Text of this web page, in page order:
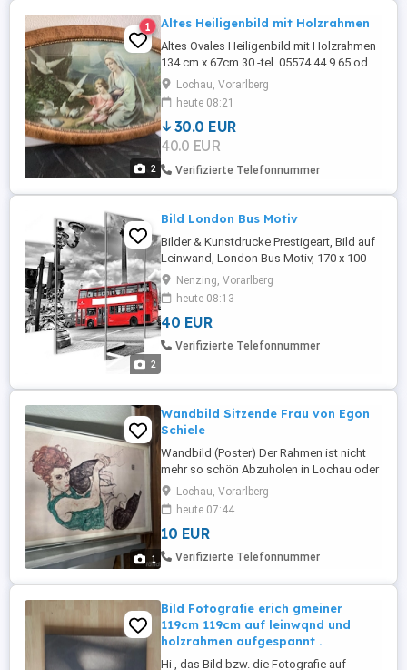
2
1 Altes Heiligenbild mit Holzrahmen
Altes Ovales Heiligenbild mit Holzrahmen
134 cm x 67cm 30.-tel. 05574 44 9 65 od.
0664 89 06 999
Lochau, Vorarlberg
heute 08:21
30.0 EUR
40.0 EUR
Verifizierte Telefonnummer
2
Bild London Bus Motiv
Bilder & Kunstdrucke Prestigeart, Bild auf
Leinwand, London Bus Motiv, 170 x 100
cm, 5 Teile, auf stabilen MDF-Spanplatten
(ca. 7 mm) angebracht
Nenzing, Vorarlberg
heute 08:13
40 EUR
Verifizierte Telefonnummer
1
Wandbild Sitzende Frau von Egon
Schiele
Wandbild (Poster) Der Rahmen ist nicht
mehr so schön Abzuholen in Lochau oder
Mo bis Do 8 bis 15 Uhr in Wolfurt Nähe
Baywa
Lochau, Vorarlberg
heute 07:44
10 EUR
Verifizierte Telefonnummer
Bild Fotografie erich gmeiner
119cm 119cm auf leinwqnd und
holzrahmen aufgespannt .
Hi , das Bild bzw. die Fotografie auf